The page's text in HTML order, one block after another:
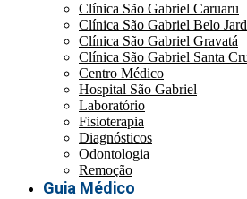
Clínica São Gabriel Caruaru
Clínica São Gabriel Belo
Clínica São Gabriel Gravatá
Clínica São Gabriel Santa
Centro Médico
Hospital São Gabriel
Laboratório
Fisioterapia
Diagnósticos
Odontologia
Remoção
Guia Médico